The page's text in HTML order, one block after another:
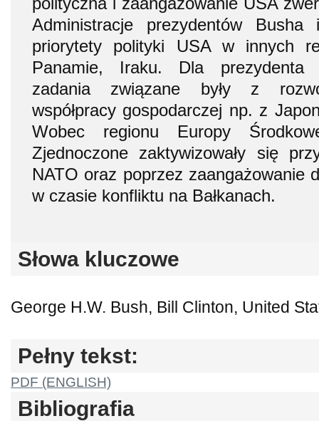
Administracje prezydentów Busha
priorytety polityki USA w innych
Panamie, Iraku. Dla prezydenta
zadania związane były z
współpracy gospodarczej np. z
Wobec regionu Europy
Zjednoczone zaktywizowały się
NATO oraz poprzez zaangażowanie
w czasie konfliktu na Bałkanach.
Słowa kluczowe
George H.W. Bush, Bill Clinton, United
Pełny tekst:
PDF (ENGLISH)
Bibliografia